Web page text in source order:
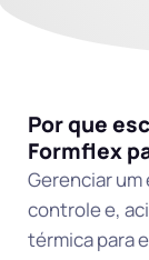
Por que
Formflex
Gerenciar
controle e,
térmica para